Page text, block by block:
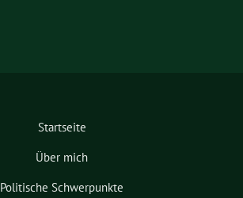
Startseite
Über mich
Politische Schwerpunkte